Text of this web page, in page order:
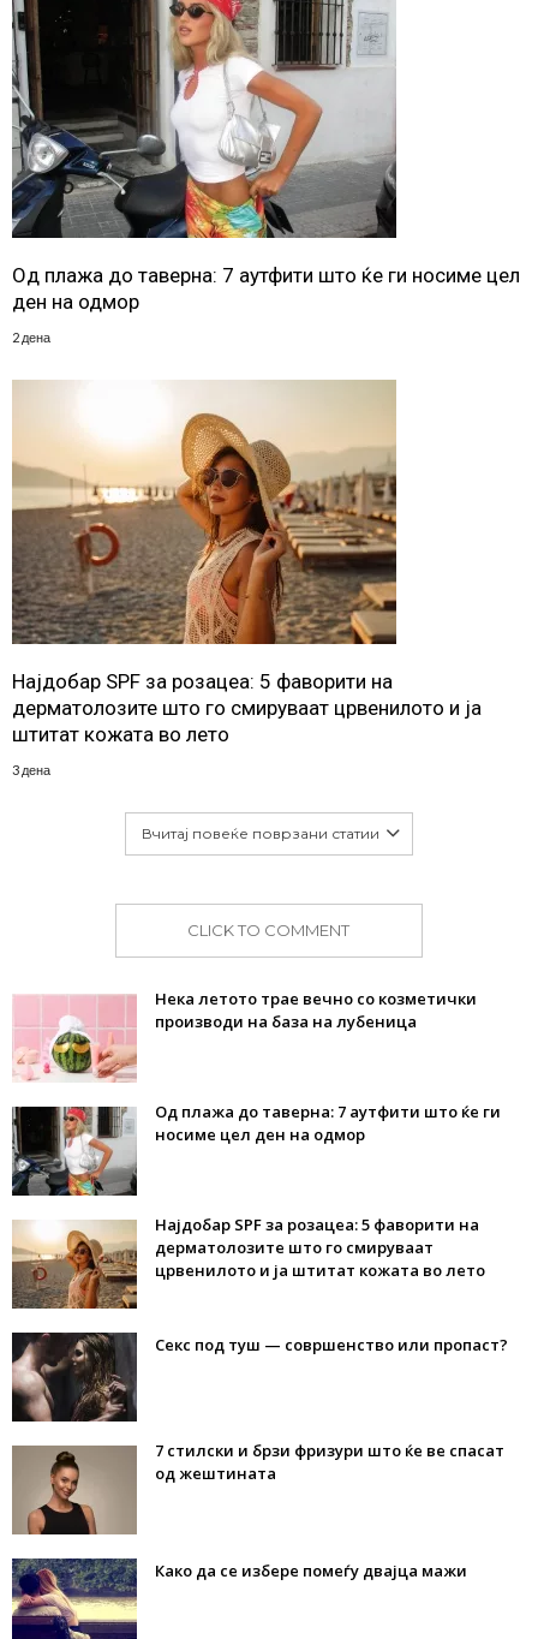
Од плажа до таверна: 7 аутфити што ќе ги носиме цел
ден на одмор
2 дена
Најдобар SPF за розацеа: 5 фаворити на
дерматолозите што го смируваат црвенилото и ја
штитат кожата во лето
3 дена
Вчитај повеќе поврзани статии
CLICK TO COMMENT
Нека летото трае вечно со козметички
производи на база на лубеница
Од плажа до таверна: 7 аутфити што ќе ги
носиме цел ден на одмор
Најдобар SPF за розацеа: 5 фаворити на
дерматолозите што го смируваат
црвенилото и ја штитат кожата во лето
Секс под туш — совршенство или пропаст?
7 стилски и брзи фризури што ќе ве спасат
од жештината
Како да се избере помеѓу двајца мажи